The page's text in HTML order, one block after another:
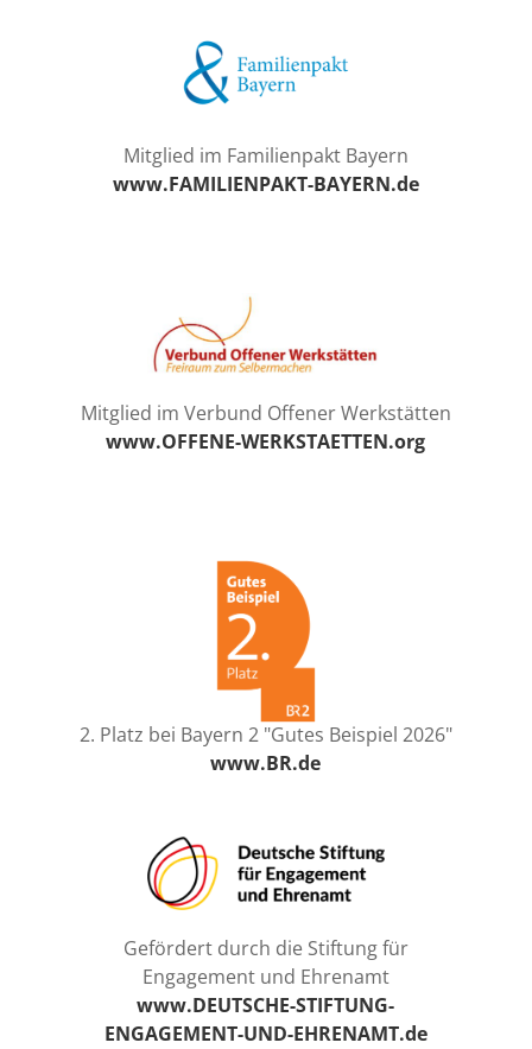
Mitglied im Familienpakt Bayern
www.FAMILIENPAKT-BAYERN.de
Mitglied im Verbund Offener Werkstätten
www.OFFENE-WERKSTAETTEN.org
2. Platz bei Bayern 2 "Gutes Beispiel 2026"
www.BR.de
Gefördert durch die Stiftung für
Engagement und Ehrenamt
www.DEUTSCHE-STIFTUNG-
ENGAGEMENT-UND-EHRENAMT.de